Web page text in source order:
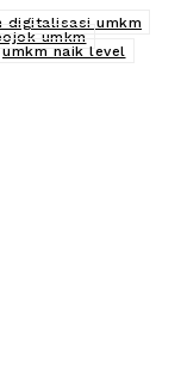
digitalisasi umkm
umkm
umkm naik level